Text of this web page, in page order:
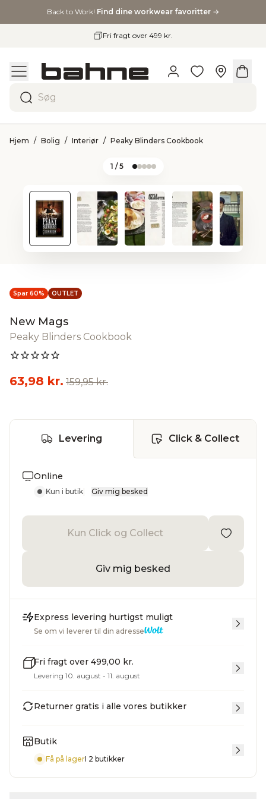
Back to Work! Find dine workwear favoritter →
Fri fragt over 499 kr.
Søg
Hjem Bolig Interiør Peaky Blinders Cookbook
1 / 5
Spar 60% OUTLET
New Mags
Peaky Blinders Cookbook
63,98 kr. 159,95 kr.
Levering Click & Collect
Online
Kun i butik Giv mig besked
Kun Click og Collect
Giv mig besked
Express levering hurtigst muligt
Se om vi leverer til din adresse
Fri fragt over 499,00 kr.
Levering 10. august - 11. august
Returner gratis i alle vores butikker
Butik
Få på lagerI 2 butikker